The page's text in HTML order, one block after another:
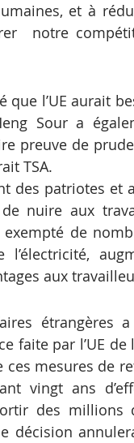
et à
notre
l’UE aurait
Sour a
preuve de
TSA.
des patriotes et
nuire aux
de
l’électricité,
aux
étrangères
faite par l’UE
mesures de
vingt ans
des millions
décision